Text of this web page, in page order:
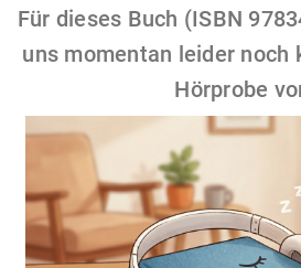
Für dieses Buch (ISBN
uns momentan leider noch
Hörprobe